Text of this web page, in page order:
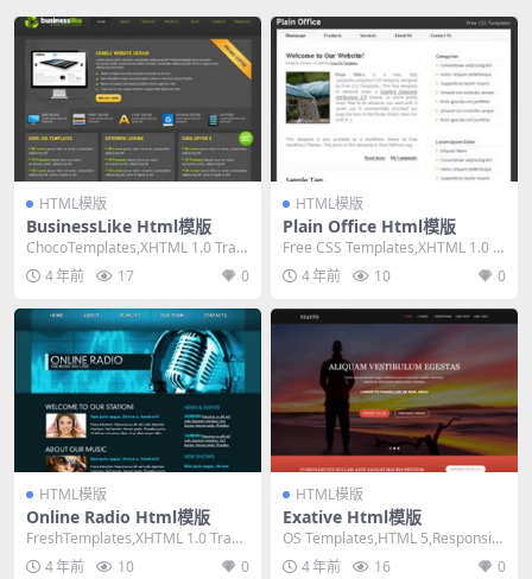
HTML模版
BusinessLike Html模版
ChocoTemplates,XHTML 1.0 Tran
sitional,Fi...
4 年前 17 0
HTML模版
Plain Office Html模版
Free CSS Templates,XHTML 1.0 St
rict,Fixe...
4 年前 10 0
HTML模版
Online Radio Html模版
FreshTemplates,XHTML 1.0 Trans
itional,Fi...
4 年前 10 0
HTML模版
Exative Html模版
OS Templates,HTML 5,Responsiv
e, 4 Column...
4 年前 16 0